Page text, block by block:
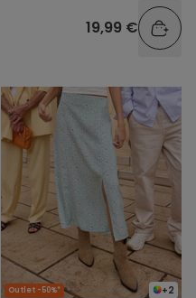
19,99 €
+2
Outlet -50%*